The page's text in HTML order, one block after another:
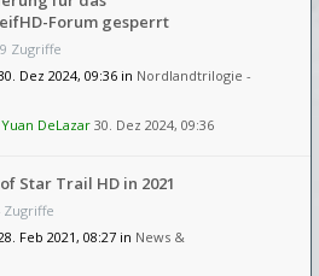
Forum gesperrt
Zugriffe
Dez 2024, 09:36 in Nordlandtrilogie -
Yuan DeLazar 30. Dez 2024, 09:36
Star Trail HD in 2021
Zugriffe
Feb 2021, 08:27 in News &